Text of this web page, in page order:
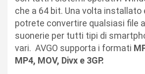
che a 64 bit. Una volta installato
potrete convertire qualsiasi file
suonerie per tutti tipi di
vari. AVGO supporta i formati
MP4, MOV, Divx e 3GP.